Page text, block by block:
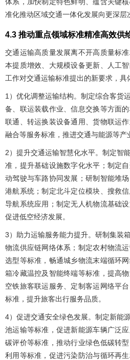
准化推动区域交通一体化发展向更深层
4.3 推动重点领域标准精准高效供
交通运输高质量发展离不开高质量标
本提质增效、大规模设备更新、人工
工作对交通运输标准提出的新要求，具
1）优化调整运输结构。制定综合客货
备、联运装载作业、信息交换等方面
联通、转运换装设备通用、货物联运
融合等服务标准，推进交通与能源等产
2）提升交通运输智慧化水平。制定智
准，提升基础设施数字化水平；制定
动驾驶与车路协同发展；研制智能堆
港航系统；制定北斗定位模块、搜救
导航系统应用；制定无人机物流基础
促进低空经济发展。
3）助力运输服务能力提升。研制集装
物流供应链网络体系；制定农村物流
选型等标准，畅通城乡物流末端循环
箱冷藏温控及智能终端等标准，提高
空铁旅客联运服务、定制客运网络平
标准，提升旅客出行服务品质。
4）促进交通安全绿色发展。制定新能
池运输等标准，促进新能源车辆广泛
碳评价等标准，推动行业绿色低碳转
利用等标准，促进污染防治与循环再